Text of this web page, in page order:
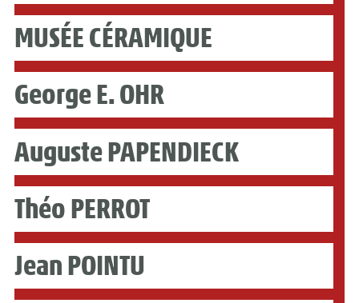
MUSÉE CÉRAMIQUE
George E. OHR
Auguste PAPENDIECK
Théo PERROT
Jean POINTU